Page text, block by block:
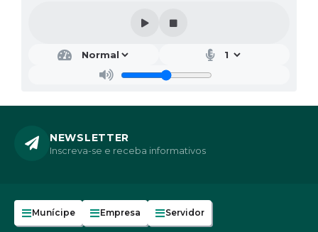
NEWSLETTER
Inscreva-se e receba informativos
Munícipe Empresa Servidor